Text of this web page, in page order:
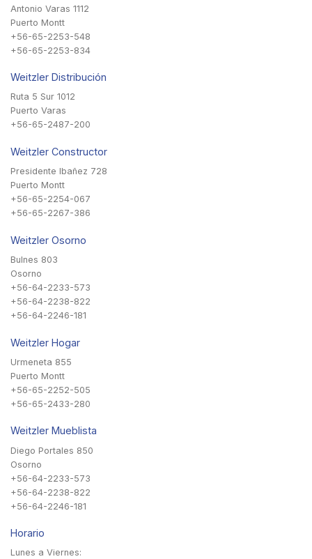
Antonio Varas 1112
Puerto Montt
+56-65-2253-548
+56-65-2253-834
Weitzler Distribución
Ruta 5 Sur 1012
Puerto Varas
+56-65-2487-200
Weitzler Constructor
Presidente Ibañez 728
Puerto Montt
+56-65-2254-067
+56-65-2267-386
Weitzler Osorno
Bulnes 803
Osorno
+56-64-2233-573
+56-64-2238-822
+56-64-2246-181
Weitzler Hogar
Urmeneta 855
Puerto Montt
+56-65-2252-505
+56-65-2433-280
Weitzler Mueblista
Diego Portales 850
Osorno
+56-64-2233-573
+56-64-2238-822
+56-64-2246-181
Horario
Lunes a Viernes: